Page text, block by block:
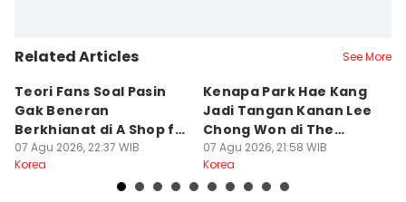
Related Articles See More
Teori Fans Soal Pasin
Gak Beneran
Berkhianat di A Shop for
Killers 2
07 Agu 2026, 22:37 WIB
Korea
Kenapa Park Hae Kang
Jadi Tangan Kanan Lee
Chong Won di The
Apartment Job?
07 Agu 2026, 21:58 WIB
Korea